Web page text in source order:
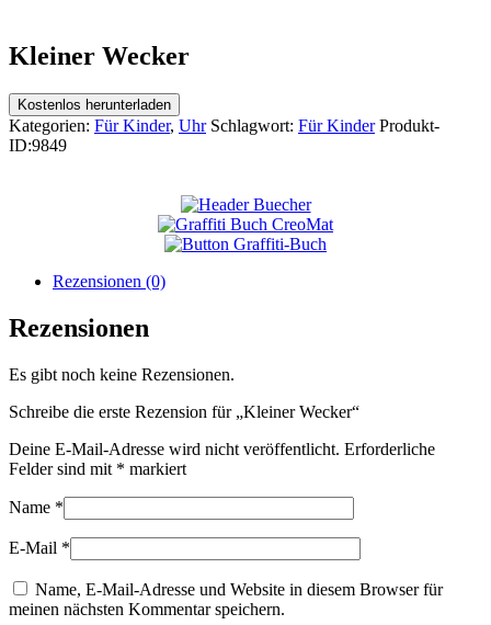
Kleiner Wecker
Kostenlos herunterladen
Kategorien: Für Kinder, Uhr Schlagwort: Für Kinder Produkt-
ID:9849
Rezensionen (0)
Rezensionen
Es gibt noch keine Rezensionen.
Schreibe die erste Rezension für „Kleiner Wecker“
Deine E-Mail-Adresse wird nicht veröffentlicht. Erforderliche
Felder sind mit * markiert
Name *
E-Mail *
Name, E-Mail-Adresse und Website in diesem Browser für
meinen nächsten Kommentar speichern.